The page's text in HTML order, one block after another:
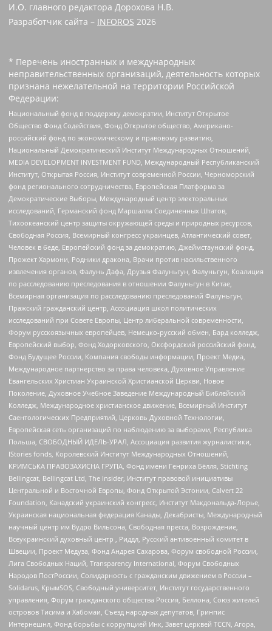
И.О. главного редактора Дорохова Н.В.
Разработчик сайта – INFOROS 2026
* Перечень иностранных и международных
неправительственных организаций, деятельность которых
признана нежелательной на территории Российской
Федерации:
Национальный фонд в поддержку демократии, Институт Открытое
Общество Фонд Содействия, Фонд Открытое общество, Американо-
российский фонд по экономическому и правовому развитию,
Национальный Демократический Институт Международных Отношений,
MEDIA DEVELOPMENT INVESTMENT FUND, Международный Республиканский
Институт, Открытая Россия, Институт современной России, Черноморский
фонд регионального сотрудничества, Европейская Платформа за
Демократические Выборы, Международный центр электоральных
исследований, Германский фонд Маршалла Соединенных Штатов,
Тихоокеанский центр защиты окружающей среды и природных ресурсов,
Свободная Россия, Всемирный конгресс украинцев, Атлантический совет,
Человек в беде, Европейский фонд за демократию, Джеймстаунский фонд,
Прожект Хармони, Родники дракона, Врачи против насильственного
извлечения органов, Фалунь Дафа, Друзья Фалуньгун, Фалуньгун, Коалиция
по расследованию преследования в отношении Фалуньгун в Китае,
Всемирная организация по расследованию преследований Фалуньгун,
Пражский гражданский центр, Ассоциация школ политических
исследований при Совете Европы, Центр либеральной современности,
Форум русскоязычных европейцев, Немецко-русский обмен, Бард колледж,
Европейский выбор, Фонд Ходорковского, Оксфордский российский фонд,
Фонд Будущее России, Компания свободы информации, Проект Медиа,
Международное партнерство за права человека, Духовное Управление
Евангельских Христиан Украинской Христианской Церкви, Новое
Поколение, Духовное Учебное Заведение Международный Библейский
Колледж, Международное христианское движение, Всемирный Институт
Саентологических Предприятий, Церковь Духовной Технологии,
Европейская сеть организаций по наблюдению за выборами, Республика
Польша, СВОБОДНЫЙ ИДЕЛЬ-УРАЛ, Ассоциация развития журналистики,
IStories fonds, Королевский Институт Международных Отношений,
КРИМСЬКА ПРАВОЗАХИСНА ГРУПА, Фонд имени Генриха Бёлля, Stichting
Bellingcat, Bellingcat Ltd, The Insider, Институт правовой инициативы
Центральной и Восточной Европы, Фонд Открытой Эстонии, Calvert 22
Foundation, Канадский украинский конгресс, Институт Макдональда-Лорье,
Украинская национальная федерация Канады, Декабристы, Международный
научный центр им Вудро Вильсона, Свободная пресса, Возрождение,
Всеукраинский духовный центр , Риддл, Русский антивоенный комитет в
Швеции, Проект Медуза, Фонд Андрея Сахарова, Форум свободной России,
Лига Свободных Наций, Transparеncy International, Форум Свободных
Народов ПостРоссии, Солидарность с гражданским движением в России –
Solidarus, КрымSOS, Свободный университет, Институт государственного
управления, Форум гражданского общества Россия, Беллона, Союз жителей
островов Тисима и Хабомаи, Съезд народных депутатов, Гринпис
Интернешнл, Фонд борьбы с коррупцией Инк, Завет церквей TCCN, Агора,